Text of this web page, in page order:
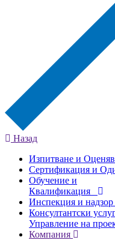
Назад
Изпитване и
Сертификация и
Обучение и
Квалификация
Инспекция и надзор
Консултантски
Управление на
Компания